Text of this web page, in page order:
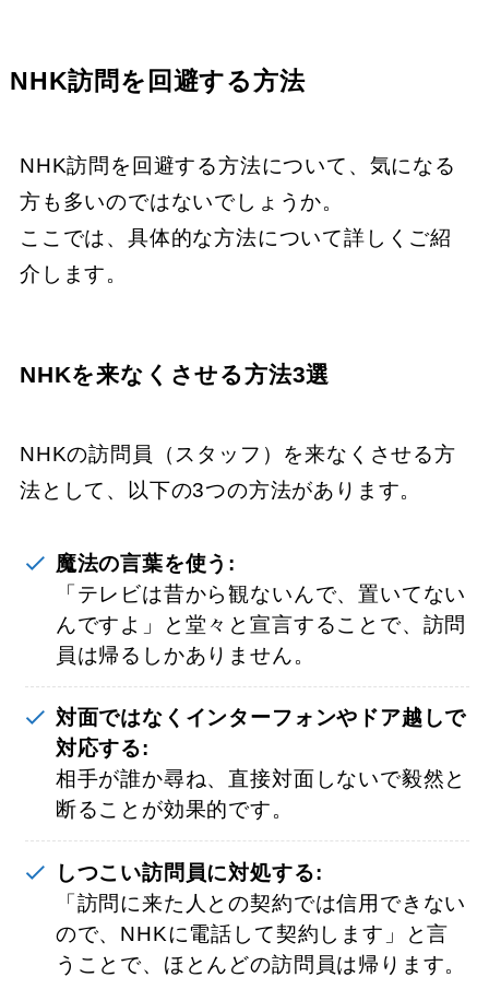
NHK訪問を回避する方法
NHK訪問を回避する方法について、気になる
方も多いのではないでしょうか。
ここでは、具体的な方法について詳しくご紹
介します。
NHKを来なくさせる方法3選
NHKの訪問員（スタッフ）を来なくさせる方
法として、以下の3つの方法があります。
魔法の言葉を使う:
「テレビは昔から観ないんで、置いてない
んですよ」と堂々と宣言することで、訪問
員は帰るしかありません。
対面ではなくインターフォンやドア越しで
対応する:
相手が誰か尋ね、直接対面しないで毅然と
断ることが効果的です。
しつこい訪問員に対処する:
「訪問に来た人との契約では信用できない
ので、NHKに電話して契約します」と言
うことで、ほとんどの訪問員は帰ります。